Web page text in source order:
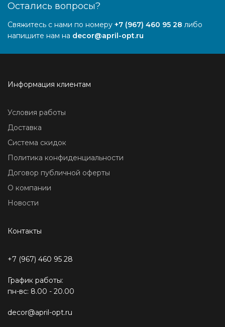
Остались вопросы?
Свяжитесь с нами по номеру +7 (967) 460 95 28 либо
напишите нам на decor@april-opt.ru
Информация клиентам
Условия работы
Доставка
Система скидок
Политика конфиденциальности
Договор публичной оферты
О компании
Новости
Контакты
+7 (967) 460 95 28
График работы:
пн-вс: 8.00 - 20.00
decor@april-opt.ru